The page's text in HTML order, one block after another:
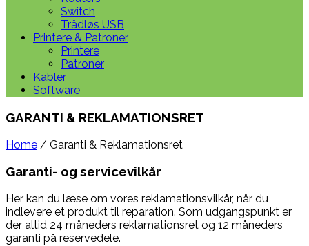
Switch
Trådløs USB
Printere & Patroner
Printere
Patroner
Kabler
Software
GARANTI & REKLAMATIONSRET
Home / Garanti & Reklamationsret
Garanti- og servicevilkår
Her kan du læse om vores reklamationsvilkår, når du
indlevere et produkt til reparation. Som udgangspunkt er
der altid 24 måneders reklamationsret og 12 måneders
garanti på reservedele.